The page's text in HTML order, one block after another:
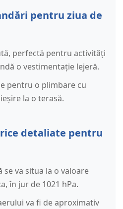
pentru ziua de
perfectă pentru activități
o vestimentație lejeră.
pentru o plimbare cu
la o terasă.
detaliate pentru
va situa la o valoare
în jur de 1021 hPa.
va fi de aproximativ